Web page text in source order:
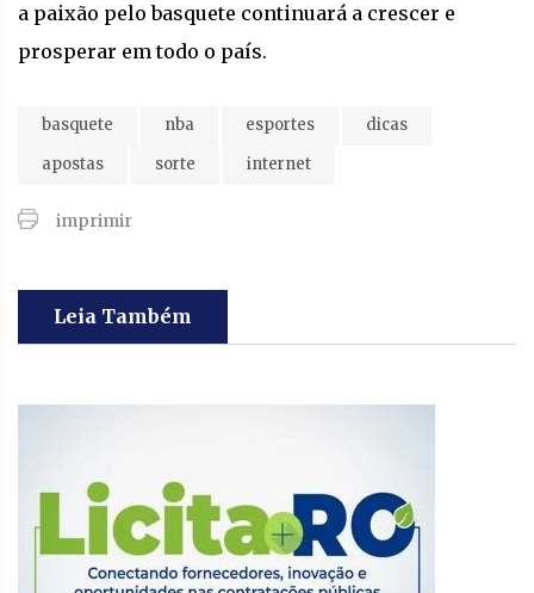
a paixão pelo basquete continuará a crescer e
prosperar em todo o país.
basquete nba esportes
dicas
apostas
sorte internet
imprimir
Leia Também